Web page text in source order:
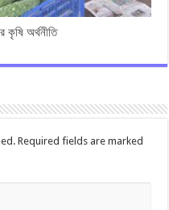
কৃষি অর্থনীতি
Required fields are marked